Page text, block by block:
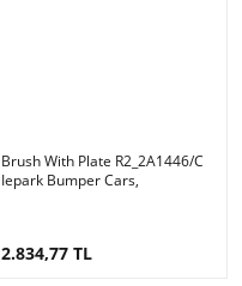
Brush With Plate R2_2A1446/C
Iepark Bumper Cars,
2.834,77 TL